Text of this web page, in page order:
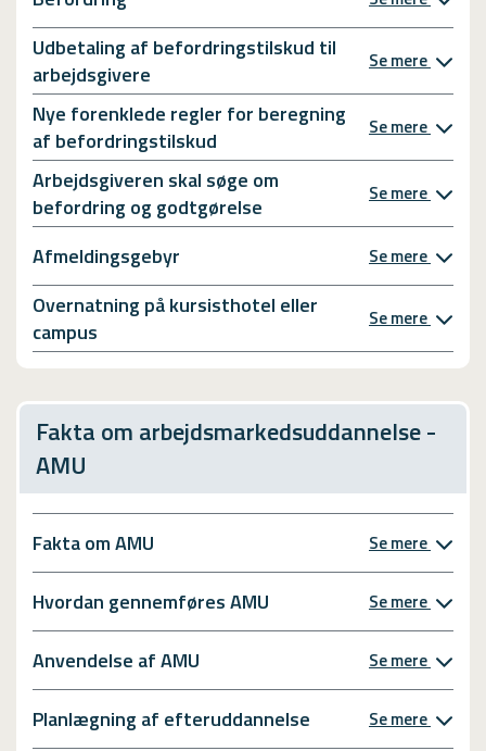
Udbetaling af befordringstilskud til
arbejdsgivere
Se mere
Nye forenklede regler for beregning
af befordringstilskud
Se mere
Arbejdsgiveren skal søge om
befordring og godtgørelse
Se mere
Afmeldingsgebyr Se mere
Overnatning på kursisthotel eller
campus
Se mere
Fakta om arbejdsmarkedsuddannelse -
AMU
Fakta om AMU Se mere
Hvordan gennemføres AMU Se mere
Anvendelse af AMU Se mere
Planlægning af efteruddannelse Se mere